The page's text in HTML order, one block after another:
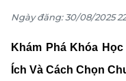
Ngày đăng: 30/08/2025
Khám Phá Khóa
Ích Và Cách Chọn